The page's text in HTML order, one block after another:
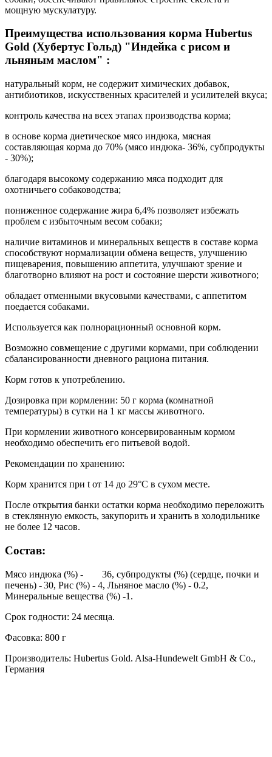
мощную мускулатуру.
Преимущества использования корма Hubertus
Gold (Хубертус Гольд) "Индейка с рисом и
льняным маслом" :
натуральный корм, не содержит химических добавок,
антибиотиков, искусственных красителей и усилителей вкуса;
контроль качества на всех этапах производства корма;
в основе корма диетическое мясо индюка, мясная
составляющая корма до 70% (мясо индюка- 36%, субпродукты
- 30%);
благодаря высокому содержанию мяса подходит для
охотничьего собаководства;
пониженное содержание жира 6,4% позволяет избежать
проблем с избыточным весом собаки;
наличие витаминов и минеральных веществ в составе корма
способствуют нормализации обмена веществ, улучшению
пищеварения, повышению аппетита, улучшают зрение и
благотворно влияют на рост и состояние шерсти животного;
обладает отменными вкусовыми качествами, с аппетитом
поедается собаками.
Используется как полнорационный основной корм.
Возможно совмещение с другими кормами, при соблюдении
сбалансированности дневного рациона питания.
Корм готов к употреблению.
Дозировка при кормлении: 50 г корма (комнатной
температуры) в сутки на 1 кг массы животного.
При кормлении животного консервированным кормом
необходимо обеспечить его питьевой водой.
Рекомендации по хранению:
Корм хранится при t от 14 до 29°С в сухом месте.
После открытия банки остатки корма необходимо переложить
в стеклянную емкость, закупорить и хранить в холодильнике
не более 12 часов.
Состав:
Мясо индюка (%) -
36, субпродукты (%) (сердце, почки и
печень) -30, Рис (%) - 4, Льняное масло (%) - 0.2,
Минеральные вещества (%) -1.
Срок годности: 24 месяца.
Фасовка: 800 г
Производитель: Hubertus Gold. Alsa-Hundewelt GmbH & Co.,
Германия